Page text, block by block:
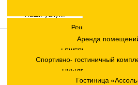
Решения
Решения Советов
Постановления
Аренда
Спортивно- гостиничный
Гостиница